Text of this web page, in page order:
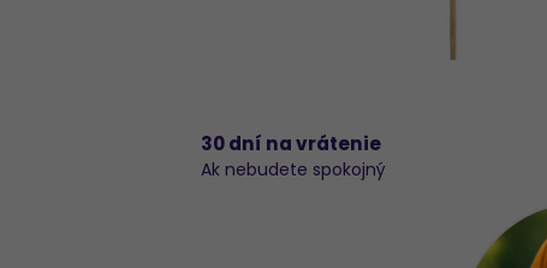
30 dní na vrátenie
Ak nebudete spokojný